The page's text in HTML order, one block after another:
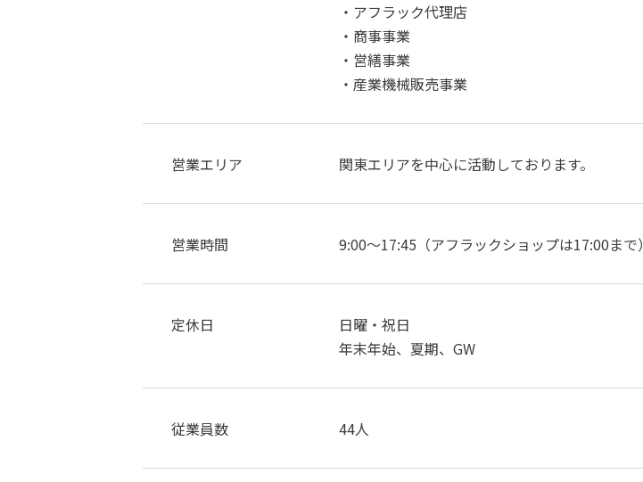
アフラック代理店
商事事業
営繕事業
産業機械販売事業
営業エリア 関東エリアを中心に活動しております。
営業時間 9:00～17:45（アフラックショップは17:00まで）
定休日
日曜・祝日
年末年始、夏期、GW
従業員数 44人